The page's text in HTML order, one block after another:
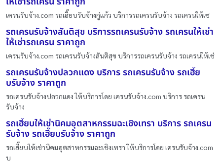
เครนรับจ้าง.com รถเฮี๊ยบรับจ้างกู่แก้ว บริการรถเครนรับจ้าง รถเครนให้เช
รถเครนรับจ้างสันติสุข บริการรถเครนรับจ้าง รถเครนให้เช่า
ให้เช่ารถเครน ราคาถูก
เครนรับจ้าง.com รถเครนรับจ้างสันติสุข บริการรถเครนรับจ้าง รถเครนให้เช่
รถเครนรับจ้างปลวกแดง บริการ รถเครนรับจ้าง รถเฮี๊ย
บรับจ้าง ราคาถูก
รถเครนรับจ้างปลวกแดง ให้บริการโดย เครนรับจ้าง.com บริการ รถเครน
รับจ้าง
รถเฮี๊ยบให้เช่านิคมอุตสาหกรรมฉะเชิงเทรา บริการ รถเครน
รับจ้าง รถเฮี๊ยบรับจ้าง ราคาถูก
รถเฮี๊ยบให้เช่านิคมอุตสาหกรรมฉะเชิงเทรา ให้บริการโดย เครนรับจ้าง.com
บ